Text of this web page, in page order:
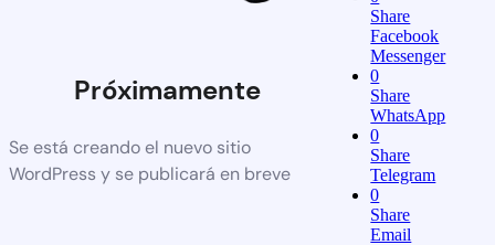
Próximamente
Se está creando el nuevo sitio
WordPress y se publicará en breve
Share
Facebook
Messenger
0
Share
WhatsApp
0
Share
Telegram
0
Share
Email